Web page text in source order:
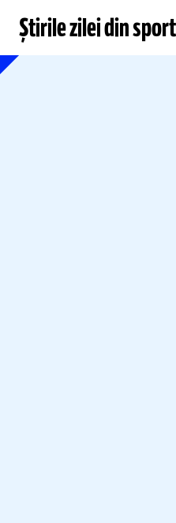
Știrile zilei din sport